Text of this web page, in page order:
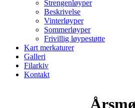
Strengenløyper
Beskrivelse
Vinterløyper
Sommerløyper
Frivillig løypestøtte
Kart merkaturer
Galleri
Filarkiv
Kontakt